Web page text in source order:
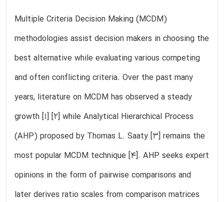
Multiple Criteria Decision Making (MCDM)
methodologies assist decision makers in choosing the
best alternative while evaluating various competing
and often conflicting criteria. Over the past many
years, literature on MCDM has observed a steady
growth [1] [2] while Analytical Hierarchical Process
(AHP) proposed by Thomas L. Saaty [3] remains the
most popular MCDM technique [4]. AHP seeks expert
opinions in the form of pairwise comparisons and
later derives ratio scales from comparison matrices